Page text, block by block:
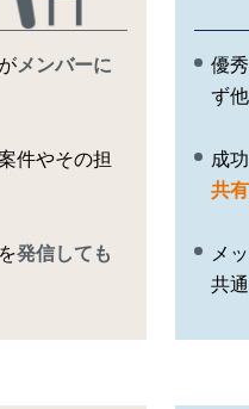
メンバーに
件やその担
発信しても
優
ず
成
共
メ
共